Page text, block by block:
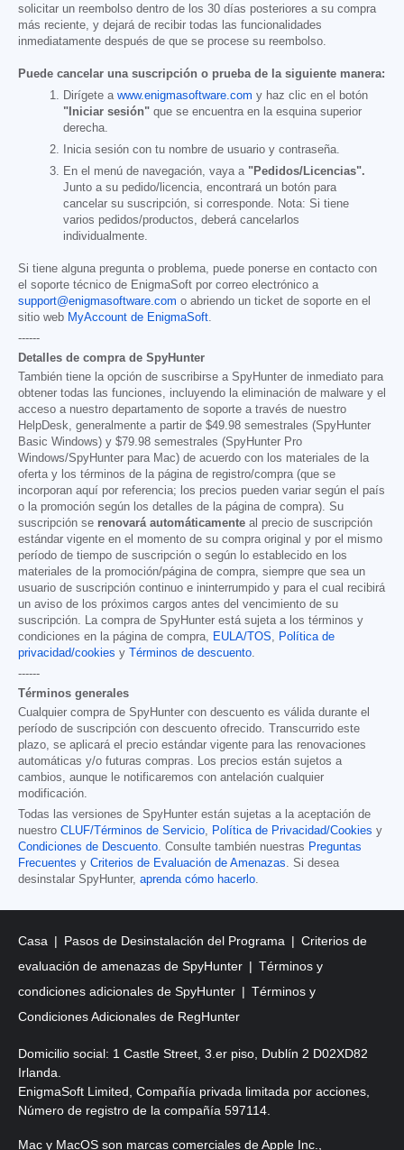
solicitar un reembolso dentro de los 30 días posteriores a su compra
más reciente, y dejará de recibir todas las funcionalidades
inmediatamente después de que se procese su reembolso.
Puede cancelar una suscripción o prueba de la siguiente manera:
Dirígete a www.enigmasoftware.com y haz clic en el botón
"Iniciar sesión" que se encuentra en la esquina superior
derecha.
Inicia sesión con tu nombre de usuario y contraseña.
En el menú de navegación, vaya a "Pedidos/Licencias".
Junto a su pedido/licencia, encontrará un botón para
cancelar su suscripción, si corresponde. Nota: Si tiene
varios pedidos/productos, deberá cancelarlos
individualmente.
Si tiene alguna pregunta o problema, puede ponerse en contacto con
el soporte técnico de EnigmaSoft por correo electrónico a
support@enigmasoftware.com o abriendo un ticket de soporte en el
sitio web MyAccount de EnigmaSoft.
------
Detalles de compra de SpyHunter
También tiene la opción de suscribirse a SpyHunter de inmediato para
obtener todas las funciones, incluyendo la eliminación de malware y el
acceso a nuestro departamento de soporte a través de nuestro
HelpDesk, generalmente a partir de $49.98 semestrales (SpyHunter
Basic Windows) y $79.98 semestrales (SpyHunter Pro
Windows/SpyHunter para Mac) de acuerdo con los materiales de la
oferta y los términos de la página de registro/compra (que se
incorporan aquí por referencia; los precios pueden variar según el país
o la promoción según los detalles de la página de compra). Su
suscripción se renovará automáticamente al precio de suscripción
estándar vigente en el momento de su compra original y por el mismo
período de tiempo de suscripción o según lo establecido en los
materiales de la promoción/página de compra, siempre que sea un
usuario de suscripción continuo e ininterrumpido y para el cual recibirá
un aviso de los próximos cargos antes del vencimiento de su
suscripción. La compra de SpyHunter está sujeta a los términos y
condiciones en la página de compra, EULA/TOS, Política de
privacidad/cookies y Términos de descuento.
------
Términos generales
Cualquier compra de SpyHunter con descuento es válida durante el
período de suscripción con descuento ofrecido. Transcurrido este
plazo, se aplicará el precio estándar vigente para las renovaciones
automáticas y/o futuras compras. Los precios están sujetos a
cambios, aunque le notificaremos con antelación cualquier
modificación.
Todas las versiones de SpyHunter están sujetas a la aceptación de
nuestro CLUF/Términos de Servicio, Política de Privacidad/Cookies y
Condiciones de Descuento. Consulte también nuestras Preguntas
Frecuentes y Criterios de Evaluación de Amenazas. Si desea
desinstalar SpyHunter, aprenda cómo hacerlo.
Casa Pasos de Desinstalación del Programa
Criterios de
evaluación de amenazas de SpyHunter
Términos y
condiciones adicionales de SpyHunter
Términos y
Condiciones Adicionales de RegHunter
Domicilio social: 1 Castle Street, 3.er piso, Dublín 2 D02XD82
Irlanda.
EnigmaSoft Limited, Compañía privada limitada por acciones,
Número de registro de la compañía 597114.
Mac y MacOS son marcas comerciales de Apple Inc.,